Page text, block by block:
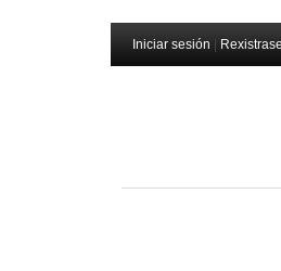
Iniciar sesión